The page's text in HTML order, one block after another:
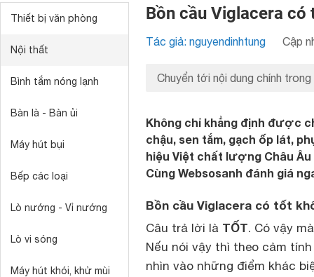
Thiết bị văn phòng
Nội thất
Bình tắm nóng lạnh
Bàn là - Bàn ủi
Máy hút bụi
Bếp các loại
Lò nướng - Vỉ nướng
Lò vi sóng
Máy hút khói, khử mùi
Bồn cầu Viglacera có
Tác giả: nguyendinhtung Cập
Chuyển tới nội dung chính trong
Không chỉ khẳng định được
chậu, sen tắm, gạch ốp lát,
hiệu Việt chất lượng Châu
Cùng Websosanh đánh giá
Bồn cầu Viglacera có tốt
Câu trả lời là TỐT. Có vậy
Nếu nói vậy thì theo cảm
nhìn vào những điểm khác